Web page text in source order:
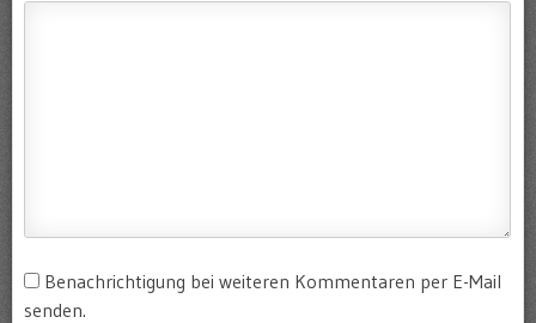
Benachrichtigung bei weiteren Kommentaren per E-Mail
senden.